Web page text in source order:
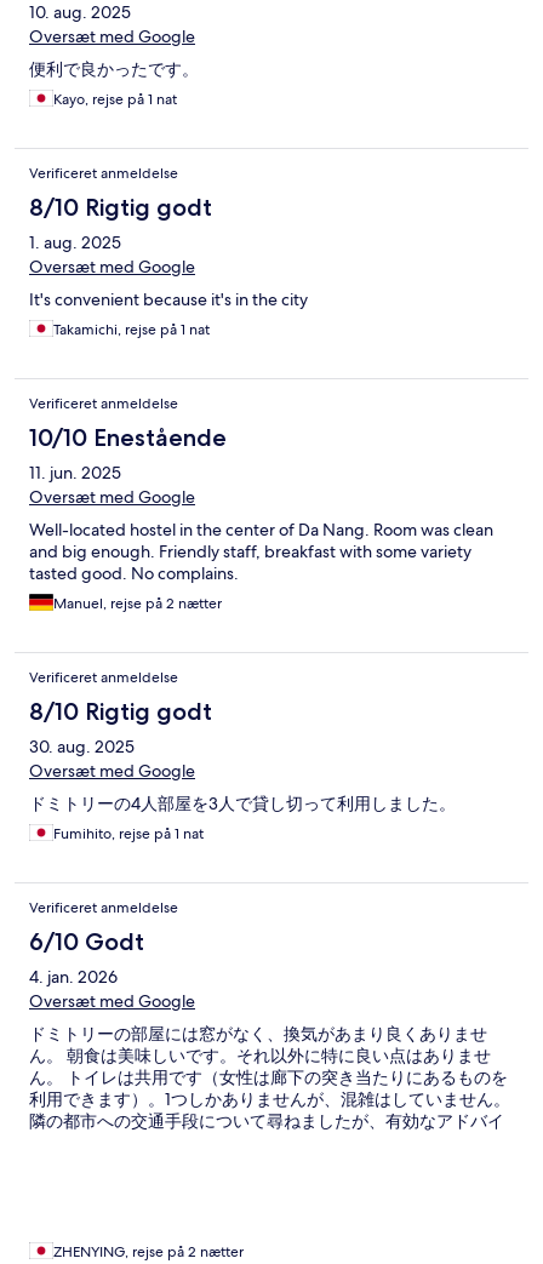
10. aug. 2025
Oversæt med Google
便利で良かったです。
Kayo, rejse på 1 nat
Verificeret anmeldelse
8/10 Rigtig godt
1. aug. 2025
Oversæt med Google
It's convenient because it's in the city
Takamichi, rejse på 1 nat
Verificeret anmeldelse
10/10 Enestående
11. jun. 2025
Oversæt med Google
Well-located hostel in the center of Da Nang. Room was clean
and big enough. Friendly staff, breakfast with some variety
tasted good. No complains.
Manuel, rejse på 2 nætter
Verificeret anmeldelse
8/10 Rigtig godt
30. aug. 2025
Oversæt med Google
ドミトリーの4人部屋を3人で貸し切って利用しました。
Fumihito, rejse på 1 nat
Verificeret anmeldelse
6/10 Godt
4. jan. 2026
Oversæt med Google
ドミトリーの部屋には窓がなく、換気があまり良くありませ
ん。 朝食は美味しいです。それ以外に特に良い点はありませ
ん。 トイレは共用です（女性は廊下の突き当たりにあるものを
利用できます）。1つしかありませんが、混雑はしていません。
隣の都市への交通手段について尋ねましたが、有効なアドバイ
ZHENYING, rejse på 2 nætter